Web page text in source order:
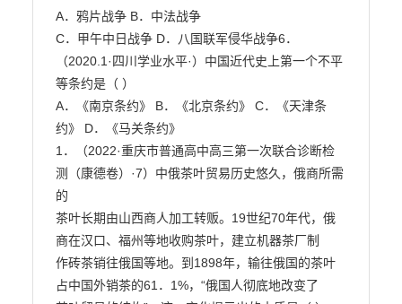
A．鸦片战争 B．中法战争
C．甲午中日战争 D．八国联军侵华战争6．
（2020.1·四川学业水平·）中国近代史上第一个不平
等条约是（ ）
A．《南京条约》 B．《北京条约》 C．《天津条
约》 D．《马关条约》
1．（2022·重庆市普通高中高三第一次联合诊断检
测（康德卷）·7）中俄茶叶贸易历史悠久，俄商所需
的
茶叶长期由山西商人加工转贩。19世纪70年代，俄
商在汉口、福州等地收购茶叶，建立机器茶厂制
作砖茶销往俄国等地。到1898年，输往俄国的茶叶
占中国外销茶的61．1%，“俄国人彻底地改变了